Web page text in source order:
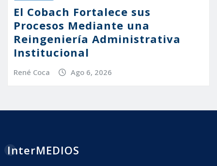
El Cobach Fortalece sus
Procesos Mediante una
Reingeniería Administrativa
Institucional
René Coca Ago 6, 2026
InterMEDIOS